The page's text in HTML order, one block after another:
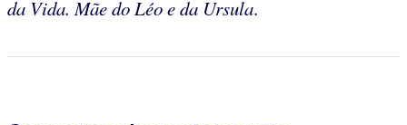
da Vida. Mãe do Léo e da Ursula.